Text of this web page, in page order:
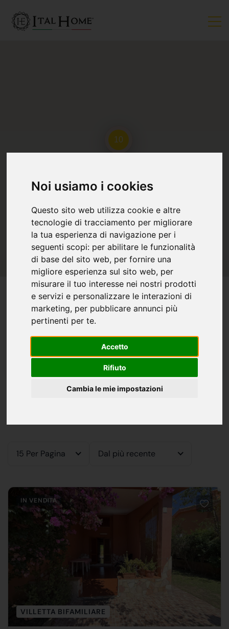
Noi usiamo i cookies
Questo sito web utilizza cookie e altre
tecnologie di tracciamento per migliorare
la tua esperienza di navigazione per i
seguenti scopi: per abilitare le funzionalità
di base del sito web, per fornire una
migliore esperienza sul sito web, per
misurare il tuo interesse nei nostri prodotti
e servizi e personalizzare le interazioni di
marketing, per pubblicare annunci più
pertinenti per te.
Accetto
Rifiuto
Cambia le mie impostazioni
10
IN VENDITA IN AFFITTO
Tutte le Tipologie
15 Per Pagina Dal più recente
IN VENDITA
VILLETTA BIFAMILIARE